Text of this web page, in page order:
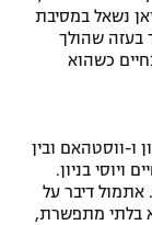
נשאל במסיבת
בעזה שהולך
כשהוא
בולטון ו-ווסטהאם ובין
בניון.
דיבר על
בלתי מתפשרת,